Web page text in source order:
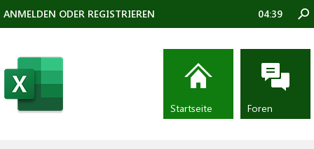
ANMELDEN ODER REGISTRIEREN 04:39
Startseite Foren